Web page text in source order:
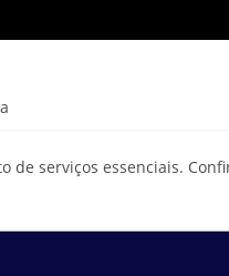
de serviços essenciais.